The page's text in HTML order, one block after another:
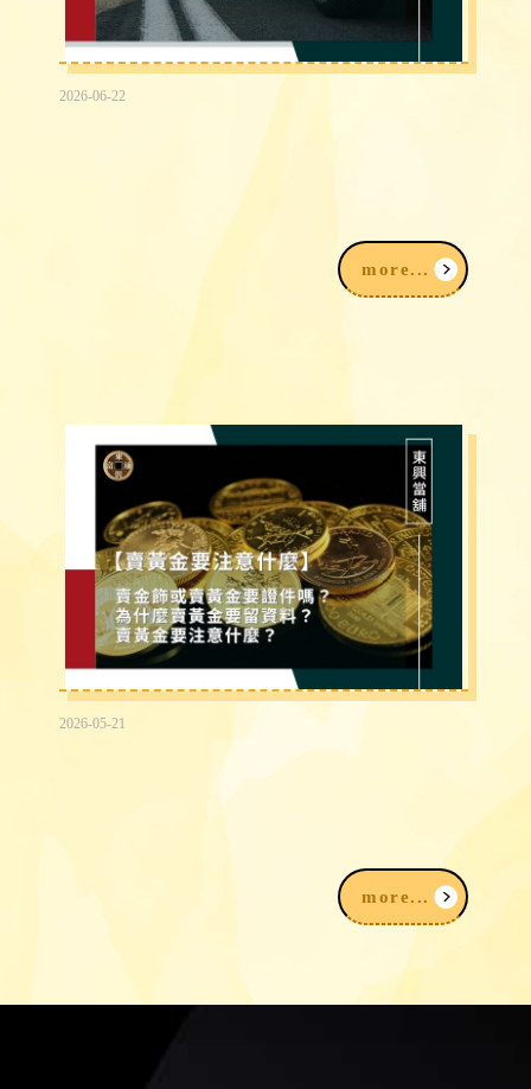
2026-06-22
more...
2026-05-21
備什麼？賣黃金注意事項一次看
more...